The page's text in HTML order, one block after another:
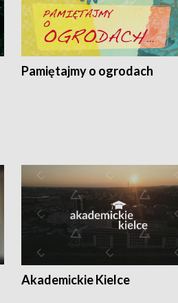
Pamiętajmy o ogrodach
Akademickie Kielce